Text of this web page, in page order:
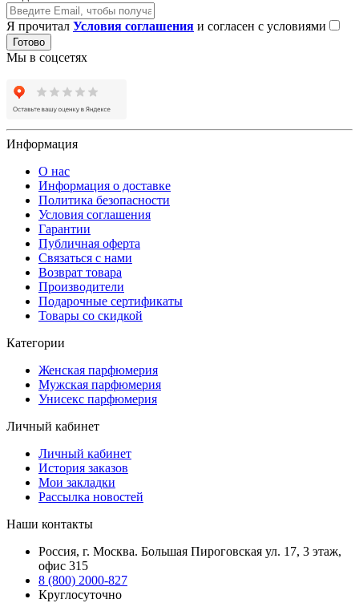
Я прочитал Условия соглашения и согласен с условиями
Готово
Мы в соцсетях
Информация
О нас
Информация о доставке
Политика безопасности
Условия соглашения
Гарантии
Публичная оферта
Связаться с нами
Возврат товара
Производители
Подарочные сертификаты
Товары со скидкой
Категории
Женская парфюмерия
Мужская парфюмерия
Унисекс парфюмерия
Личный кабинет
Личный кабинет
История заказов
Мои закладки
Рассылка новостей
Наши контакты
Россия, г. Москва. Большая Пироговская ул. 17, 3 этаж,
офис 315
8 (800) 2000-827
Круглосуточно